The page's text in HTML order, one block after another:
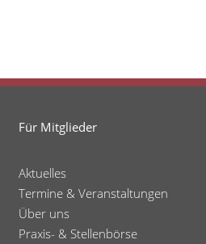
Für Mitglieder
Aktuelles
Termine & Veranstaltungen
Über uns
Praxis- & Stellenbörse